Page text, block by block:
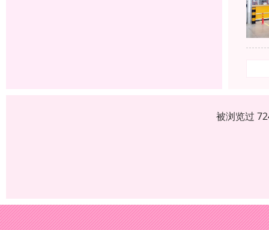
被浏览过